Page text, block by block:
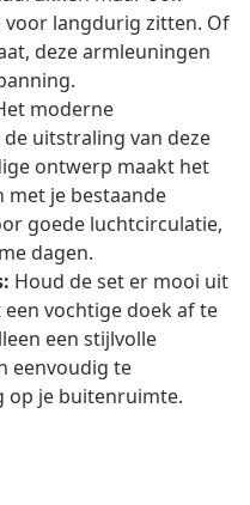
langdurig zitten. Of
deze armleuningen
moderne
uitstraling van deze
ontwerp maakt het
met je bestaande
goede luchtcirculatie,
dagen.
Houd de set er mooi uit
vochtige doek af te
een stijlvolle
eenvoudig te
op je buitenruimte.